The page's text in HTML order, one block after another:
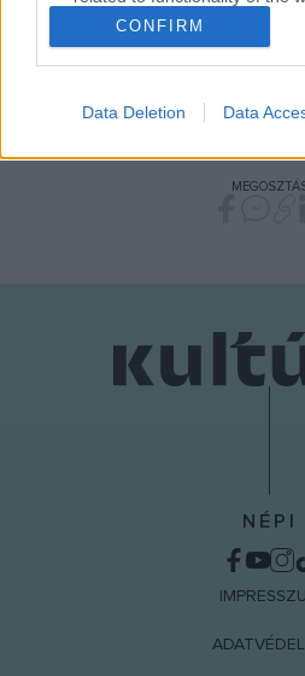
I want to allow Google to
related to personalization.
I want to allow Google to
CONFIRM
Data Deletion Data
legnagyobb hatású irányítója volt.)
NÉPI